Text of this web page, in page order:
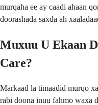
murqaha ee ay caadi ahaan
doorashada saxda ah
Muxuu U Ekaan
Care?
Markaad la timaadid murqo
rabi doona inuu fahmo waxa